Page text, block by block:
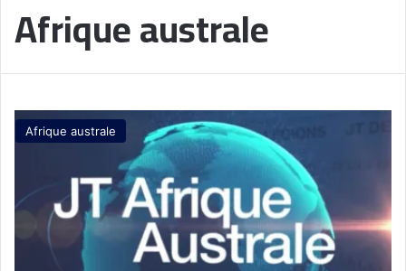
Afrique australe
Afrique australe